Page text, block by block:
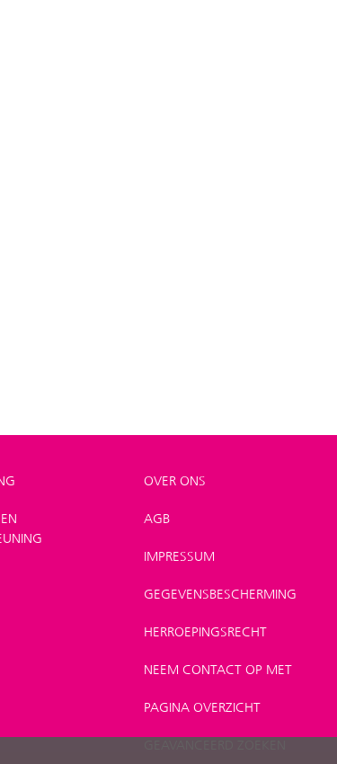
OVER ONS
AGB
IMPRESSUM
GEGEVENSBESCHERMING
HERROEPINGSRECHT
NEEM CONTACT OP MET
PAGINA OVERZICHT